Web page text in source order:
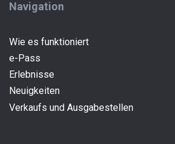
Navigation
Wie es funktioniert
e-Pass
Erlebnisse
Neuigkeiten
Verkaufs und Ausgabestellen(current)